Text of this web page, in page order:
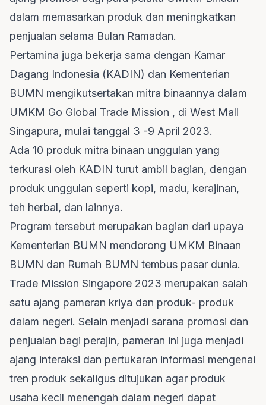
dalam memasarkan produk dan meningkatkan
penjualan selama Bulan Ramadan.
Pertamina juga bekerja sama dengan Kamar
Dagang Indonesia (KADIN) dan Kementerian
BUMN mengikutsertakan mitra binaannya dalam
UMKM Go Global Trade Mission , di West Mall
Singapura, mulai tanggal 3 -9 April 2023.
Ada 10 produk mitra binaan unggulan yang
terkurasi oleh KADIN turut ambil bagian, dengan
produk unggulan seperti kopi, madu, kerajinan,
teh herbal, dan lainnya.
Program tersebut merupakan bagian dari upaya
Kementerian BUMN mendorong UMKM Binaan
BUMN dan Rumah BUMN tembus pasar dunia.
Trade Mission Singapore 2023 merupakan salah
satu ajang pameran kriya dan produk- produk
dalam negeri. Selain menjadi sarana promosi dan
penjualan bagi perajin, pameran ini juga menjadi
ajang interaksi dan pertukaran informasi mengenai
tren produk sekaligus ditujukan agar produk
usaha kecil menengah dalam negeri dapat